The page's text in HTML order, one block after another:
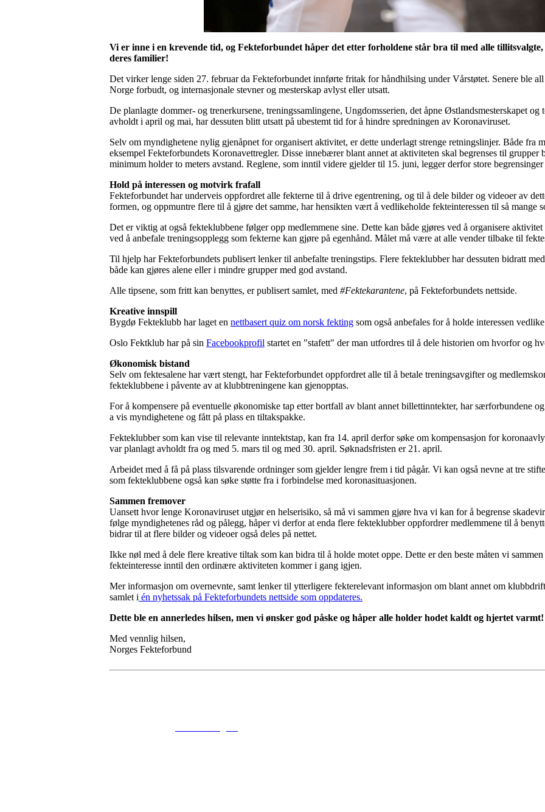
Vi er inne i en krevende tid, og Fekteforbundet håper det etter forholdene står bra til med alle
deres familier!
Det virker lenge siden 27. februar da Fekteforbundet innførte fritak for håndhilsing under Vårstøtet. Senere ble
Norge forbudt, og internasjonale stevner og mesterskap avlyst eller utsatt.
De planlagte dommer- og trenerkursene, treningssamlingene, Ungdomsserien, det åpne Østlandsmesterskapet
avholdt i april og mai, har dessuten blitt utsatt på ubestemt tid for å hindre spredningen av Koronaviruset.
Selv om myndighetene nylig gjenåpnet for organisert aktivitet, er dette underlagt strenge retningslinjer. Både fra
eksempel Fekteforbundets Koronavettregler. Disse innebærer blant annet at aktiviteten skal begrenses til grupper
minimum holder to meters avstand. Reglene, som inntil videre gjelder til 15. juni, legger derfor store
Hold på interessen og motvirk frafall
Fekteforbundet har underveis oppfordret alle fekterne til å drive egentrening, og til å dele bilder og videoer av
formen, og oppmuntre flere til å gjøre det samme, har hensikten vært å vedlikeholde fekteinteressen til så mange
Det er viktig at også fekteklubbene følger opp medlemmene sine. Dette kan både gjøres ved å organisere
ved å anbefale treningsopplegg som fekterne kan gjøre på egenhånd. Målet må være at alle vender tilbake til
Til hjelp har Fekteforbundets publisert lenker til anbefalte treningstips. Flere fekteklubber har dessuten bidratt
både kan gjøres alene eller i mindre grupper med god avstand.
Alle tipsene, som fritt kan benyttes, er publisert samlet, med #Fektekarantene, på Fekteforbundets nettside.
Kreative innspill
Bygdø Fekteklubb har laget en nettbasert quiz om norsk fekting som også anbefales for å holde interessen
Oslo Fektklub har på sin Facebookprofil startet en "stafett" der man utfordres til å dele historien om hvorfor og
Økonomisk bistand
Selv om fektesalene har vært stengt, har Fekteforbundet oppfordret alle til å betale treningsavgifter og
fekteklubbene i påvente av at klubbtreningene kan gjenopptas.
For å kompensere på eventuelle økonomiske tap etter bortfall av blant annet billettinntekter, har særforbundene
a vis myndighetene og fått på plass en tiltakspakke.
Fekteklubber som kan vise til relevante inntektstap, kan fra 14. april derfor søke om kompensasjon for
var planlagt avholdt fra og med 5. mars til og med 30. april. Søknadsfristen er 21. april.
Arbeidet med å få på plass tilsvarende ordninger som gjelder lengre frem i tid pågår. Vi kan også nevne at tre
som fekteklubbene også kan søke støtte fra i forbindelse med koronasituasjonen.
Sammen fremover
Uansett hvor lenge Koronaviruset utgjør en helserisiko, så må vi sammen gjøre hva vi kan for å begrense
følge myndighetenes råd og pålegg, håper vi derfor at enda flere fekteklubber oppfordrer medlemmene til å
bidrar til at flere bilder og videoer også deles på nettet.
Ikke nøl med å dele flere kreative tiltak som kan bidra til å holde motet oppe. Dette er den beste måten vi
fekteinteresse inntil den ordinære aktiviteten kommer i gang igjen.
Mer informasjon om overnevnte, samt lenker til ytterligere fekterelevant informasjon om blant annet om
samlet i én nyhetssak på Fekteforbundets nettside som oppdateres.
Dette ble en annerledes hilsen, men vi ønsker god påske og håper alle holder hodet kaldt og hjertet varmt!
Med vennlig hilsen,
Norges Fekteforbund